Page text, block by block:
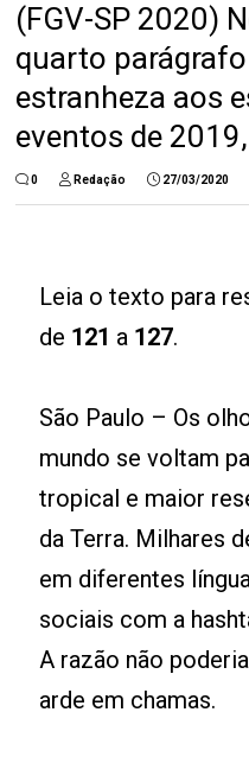
(FGV-SP 2020)
quarto parágrafo
estranheza aos
eventos de
0 Redação 27/03/2020
Leia o texto para
de 121 a 127.
São Paulo – Os
mundo se voltam
tropical e maior
da Terra. Milhares
em diferentes
sociais com a
A razão não
arde em chamas.